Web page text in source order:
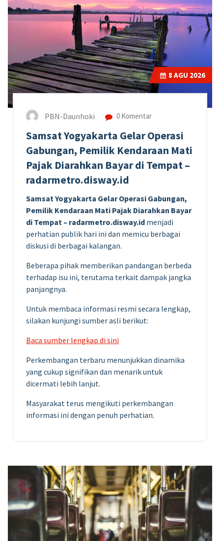
8 AGU 2026
PBN-Daunhoki 0 Komentar
Samsat Yogyakarta Gelar Operasi
Gabungan, Pemilik Kendaraan Mati
Pajak Diarahkan Bayar di Tempat –
radarmetro.disway.id
Samsat Yogyakarta Gelar Operasi Gabungan,
Pemilik Kendaraan Mati Pajak Diarahkan Bayar
di Tempat – radarmetro.disway.id menjadi
perhatian publik hari ini dan memicu berbagai
diskusi di berbagai kalangan.
Beberapa pihak memberikan pandangan berbeda
terhadap isu ini, terutama terkait dampak jangka
panjangnya.
Untuk membaca informasi resmi secara lengkap,
silakan kunjungi sumber asli berikut:
Baca sumber lengkap di sini
Perkembangan terbaru menunjukkan dinamika
yang cukup signifikan dan menarik untuk
dicermati lebih lanjut.
Masyarakat terus mengikuti perkembangan
informasi ini dengan penuh perhatian.